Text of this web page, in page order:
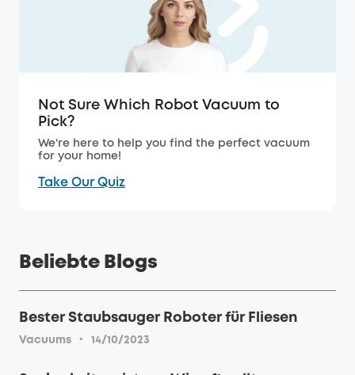
Not Sure Which Robot Vacuum to
Pick?
We're here to help you find the perfect vacuum
for your home!
Take Our Quiz
Beliebte Blogs
Bester Staubsauger Roboter für Fliesen
Vacuums · 14/10/2023